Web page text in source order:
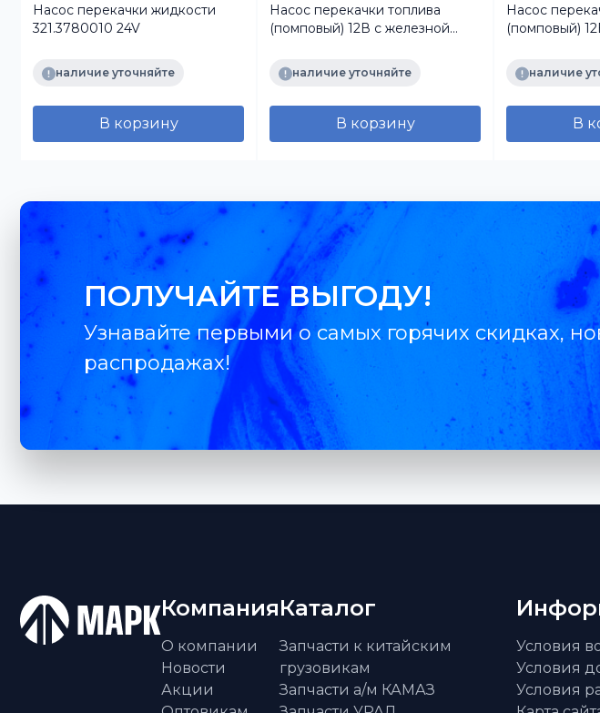
Насос перекачки жидкости
321.3780010 24V
наличие уточняйте
В корзину
Насос перекачки топлива
(помповый) 12В с железной
наличие уточняйте
В корзину
Насос
(помповый)
наличие
В
ПОЛУЧАЙТЕ ВЫГОДУ!
Узнавайте первыми о самых горячих скидках,
распродажах!
Компания
О компании
Новости
Акции
Каталог
Запчасти к китайским
грузовикам
Запчасти а/м КАМАЗ
Условия
Условия
Условия